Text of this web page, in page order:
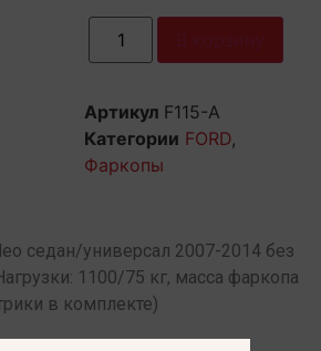
Артикул F115-A
Категории FORD,
Фаркопы
седан/универсал 2007-2014 без
1100/75 кг, масса фаркопа
в комплекте)